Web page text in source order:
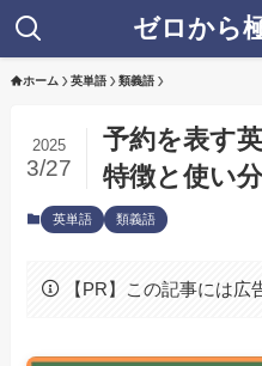
ゼロから
ホーム 英単語 類義語
予約を表す
特徴と使い
2025
3/27
英単語 類義語
【PR】この記事には広